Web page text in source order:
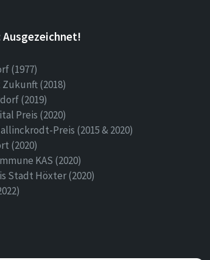
Ausgezeichnet!
(1977)
(2018)
(2019)
Preis (2020)
Preis (2015 & 2020)
(2020)
KAS (2020)
Stadt Höxter (2020)